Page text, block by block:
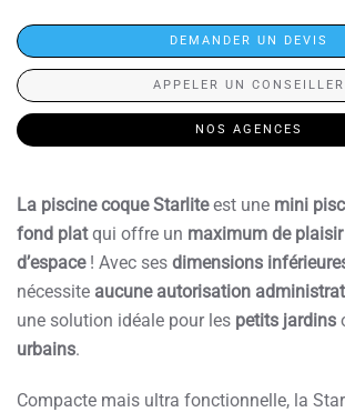
DEMANDER UN DEVIS
APPELER UN CONSEILLER
NOS AGENCES
La piscine coque Starliteest une mini
fond platqui offre un maximum de
d’espace! Avec ses dimensions
nécessite aucune autorisation
une solution idéale pour les petits jardins
urbains.
Compacte mais ultra fonctionnelle, la